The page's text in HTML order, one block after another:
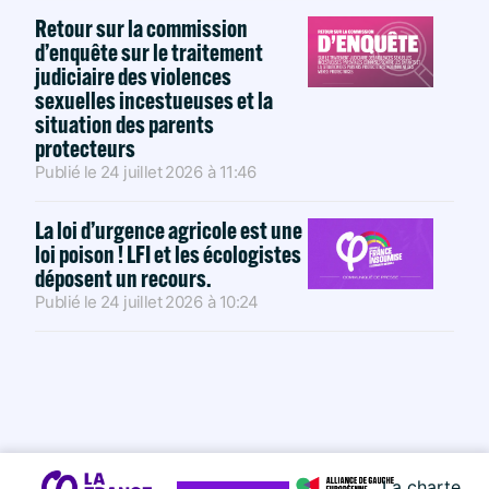
Retour sur la commission
d’enquête sur le traitement
judiciaire des violences
sexuelles incestueuses et la
situation des parents
protecteurs
Publié le 24 juillet 2026 à 11:46
La loi d’urgence agricole est une
loi poison ! LFI et les écologistes
déposent un recours.
Publié le 24 juillet 2026 à 10:24